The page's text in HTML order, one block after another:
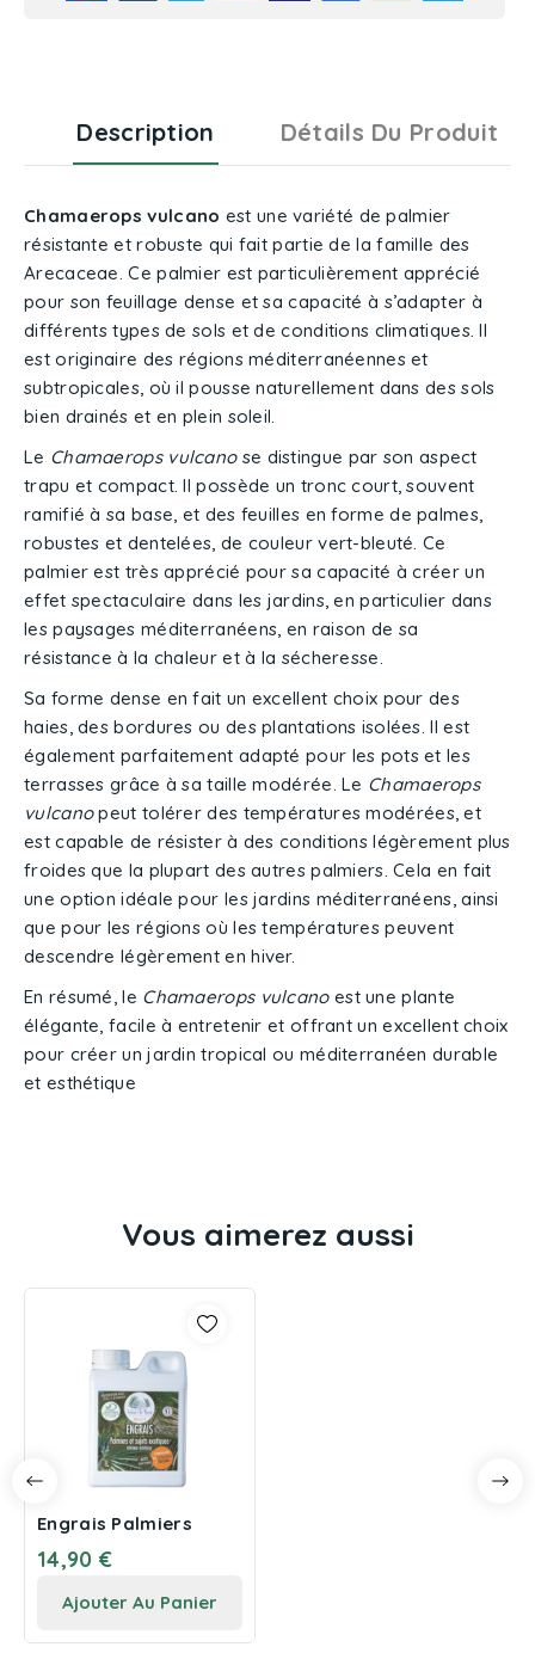
Description Détails Du Produit
Chamaerops vulcano est une variété de palmier
résistante et robuste qui fait partie de la famille des
Arecaceae. Ce palmier est particulièrement apprécié
pour son feuillage dense et sa capacité à s’adapter à
différents types de sols et de conditions climatiques. Il
est originaire des régions méditerranéennes et
subtropicales, où il pousse naturellement dans des sols
bien drainés et en plein soleil.
Le Chamaerops vulcanose distingue par son aspect
trapu et compact. Il possède un tronc court, souvent
ramifié à sa base, et des feuilles en forme de palmes,
robustes et dentelées, de couleur vert-bleuté. Ce
palmier est très apprécié pour sa capacité à créer un
effet spectaculaire dans les jardins, en particulier dans
les paysages méditerranéens, en raison de sa
résistance à la chaleur et à la sécheresse.
Sa forme dense en fait un excellent choix pour des
haies, des bordures ou des plantations isolées. Il est
également parfaitement adapté pour les pots et les
terrasses grâce à sa taille modérée. Le Chamaerops
vulcanopeut tolérer des températures modérées, et
est capable de résister à des conditions légèrement plus
froides que la plupart des autres palmiers. Cela en fait
une option idéale pour les jardins méditerranéens, ainsi
que pour les régions où les températures peuvent
descendre légèrement en hiver.
En résumé, le Chamaerops vulcanoest une plante
élégante, facile à entretenir et offrant un excellent choix
pour créer un jardin tropical ou méditerranéen durable
et esthétique
Vous aimerez aussi
Engrais Palmiers
14,90 €
Ajouter Au Panier